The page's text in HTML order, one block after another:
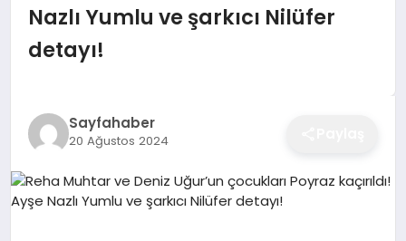
EĞITIM
EKONOMI
SAĞLIK
Nazlı Yumlu ve şarkıcı Nilüfer
detayı!
Sayfahaber
20 Ağustos 2024